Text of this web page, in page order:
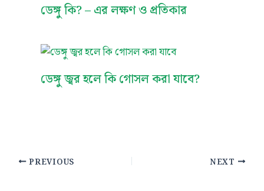
ডেঙ্গু কি? – এর লক্ষণ ও প্রতিকার
ডেঙ্গু জ্বর হলে কি গোসল করা যাবে?
PREVIOUS NEXT